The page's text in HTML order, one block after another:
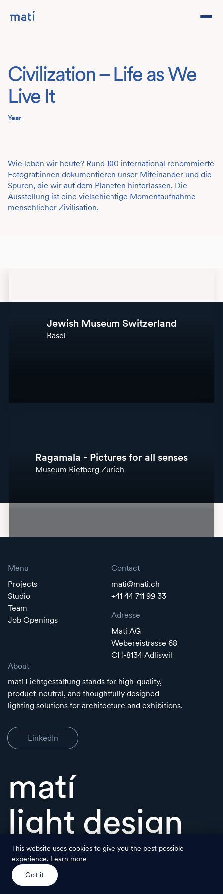
Studio
Team
Civilization – Life as We
Live It
Year
Wie leben wir heute? Rund 100 international renommierte
Fotograf:innen dokumentieren unser Miteinander und die
Spuren, die wir auf dem Planeten hinterlassen. Die
Ausstellung ist eine vielschichtige Momentaufnahme
menschlicher Zivilisation.
Jewish Museum Switzerland
Basel
Ragamala - Pictures for all senses
Museum Rietberg Zurich
Menu
Projects
Studio
Team
Job Openings
Contact
mati@mati.ch
+41 44 711 99 33
Adresse
Matí AG
Webereistrasse 68
CH-8134 Adliswil
About
matí Lichtgestaltung stands for high-quality,
product-neutral, and thoughtfully designed
lighting solutions for architecture and exhibitions.
LinkedIn
matí
light design
© matí Lichtgestaltung
This website uses cookies to give you the best possible
experience. Learn more
Got it